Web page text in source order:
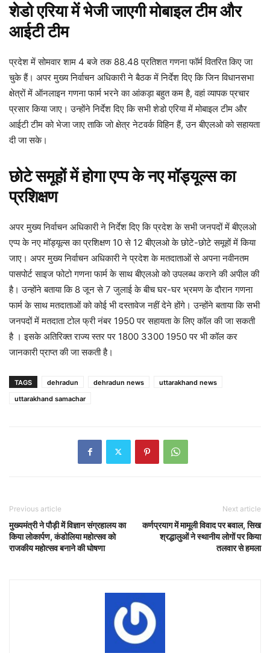
शेडो एरिया में भेजी जाएगी मोबाइल टीम और
आईटी टीम
प्रदेश में सोमवार शाम 4 बजे तक 88.48 प्रतिशत गणना फॉर्म वितरित किए जा
चुके हैं। अपर मुख्य निर्वाचन अधिकारी ने बैठक में निर्देश दिए कि जिन विधानसभा
क्षेत्रों में ऑनलाइन गणना फार्म भरने का आंकड़ा बहुत कम है, वहां व्यापक प्रचार
प्रसार किया जाए। उन्होंने निर्देश दिए कि सभी शेडो एरिया में मोबाइल टीम और
आईटी टीम को भेजा जाए ताकि जो क्षेत्र नेटवर्क विहिन हैं, उन बीएलओ को सहायता
दी जा सके।
छोटे समूहों में होगा एप्प के नए मॉड्यूल्स का
प्रशिक्षण
अपर मुख्य निर्वाचन अधिकारी ने निर्देश दिए कि प्रदेश के सभी जनपदों में बीएलओ
एप्प के नए मॉड्यूल्स का प्रशिक्षण 10 से 12 बीएलओ के छोटे-छोटे समूहों में किया
जाए। अपर मुख्य निर्वाचन अधिकारी ने प्रदेश के मतदाताओं से अपना नवीनतम
पासपोर्ट साइज फोटो गणना फार्म के साथ बीएलओ को उपलब्ध कराने की अपील की
है। उन्होंने बताया कि 8 जून से 7 जुलाई के बीच घर-घर भ्रमण के दौरान गणना
फार्म के साथ मतदाताओं को कोई भी दस्तावेज नहीं देने होंगे। उन्होंने बताया कि सभी
जनपदों में मतदाता टोल फ्री नंबर 1950 पर सहायता के लिए कॉल की जा सकती
है । इसके अतिरिक्त राज्य स्तर पर 1800 3300 1950 पर भी कॉल कर
जानकारी प्राप्त की जा सकती है।
TAGS dehradun dehradun news
uttarakhand news
uttarakhand samachar
Previous article
मुख्यमंत्री ने पौड़ी में विज्ञान संग्रहालय का
किया लोकार्पण, कंडोलिया महोत्सव को
राजकीय महोत्सव बनाने की घोषणा
Next article
कर्णप्रयाग में मामूली विवाद पर बवाल, सिख
श्रद्धालुओं ने स्थानीय लोगों पर किया
तलवार से हमला